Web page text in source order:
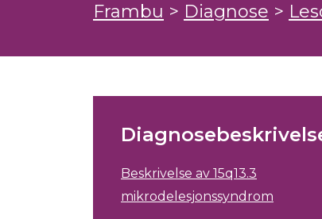
Frambu > Diagnose >
Beskrivelse av 15q13.3
mikrodelesjonssyndrom